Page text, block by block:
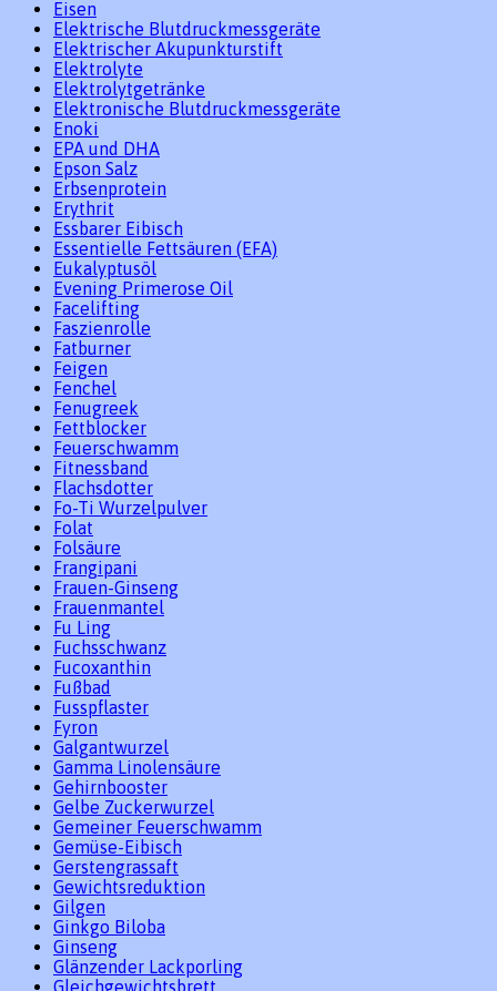
Eisen
Elektrische Blutdruckmessgeräte
Elektrischer Akupunkturstift
Elektrolyte
Elektrolytgetränke
Elektronische Blutdruckmessgeräte
Enoki
EPA und DHA
Epson Salz
Erbsenprotein
Erythrit
Essbarer Eibisch
Essentielle Fettsäuren (EFA)
Eukalyptusöl
Evening Primerose Oil
Facelifting
Faszienrolle
Fatburner
Feigen
Fenchel
Fenugreek
Fettblocker
Feuerschwamm
Fitnessband
Flachsdotter
Fo-Ti Wurzelpulver
Folat
Folsäure
Frangipani
Frauen-Ginseng
Frauenmantel
Fu Ling
Fuchsschwanz
Fucoxanthin
Fußbad
Fusspflaster
Fyron
Galgantwurzel
Gamma Linolensäure
Gehirnbooster
Gelbe Zuckerwurzel
Gemeiner Feuerschwamm
Gemüse-Eibisch
Gerstengrassaft
Gewichtsreduktion
Gilgen
Ginkgo Biloba
Ginseng
Glänzender Lackporling
Gleichgewichtsbrett